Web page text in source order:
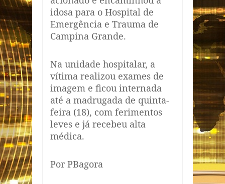
idosa para o Hospital de
Emergência e Trauma de
Campina Grande.
Na unidade hospitalar, a
vítima realizou exames de
imagem e ficou internada
até a madrugada de quinta-
feira (18), com ferimentos
leves e já recebeu alta
médica.
Por PBagora